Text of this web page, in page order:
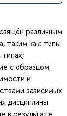
различным
таким как: типы
с образцом;
и
зависимых
дисциплины
в результате